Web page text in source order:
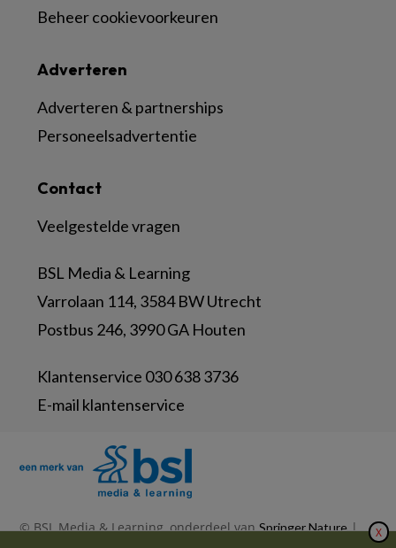
Contact
Veelgestelde vragen
BSL Media & Learning
Varrolaan 114, 3584 BW Utrecht
Postbus 246, 3990 GA Houten
Klantenservice 030 638 3736
E-mail klantenservice
Adverteren
Adverteren & partnerships
Personeelsadvertentie
Beheer cookievoorkeuren
© BSL Media & Learning, onderdeel vanSpringer Nature| X